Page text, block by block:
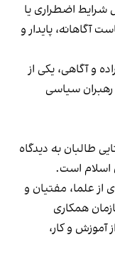
اضطراری یا
پایدار و
و آگاهی، یکی از
سیاسی
طالبان به دیدگاه
اسلام است.
از علما، مفتیان و
همکاری
آموزش و کار،